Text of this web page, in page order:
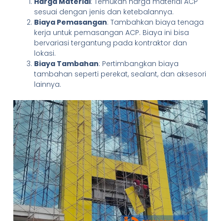
sesuai dengan jenis dan ketebalannya.
Biaya Pemasangan: Tambahkan biaya tenaga
kerja untuk pemasangan ACP. Biaya ini bisa
bervariasi tergantung pada kontraktor dan
lokasi.
Biaya Tambahan: Pertimbangkan biaya
tambahan seperti perekat, sealant, dan aksesori
lainnya.